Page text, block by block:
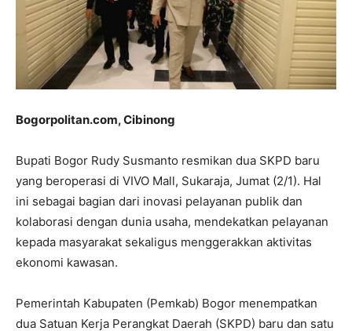
Bogorpolitan.com, Cibinong
Bupati Bogor Rudy Susmanto resmikan dua SKPD baru
yang beroperasi di VIVO Mall, Sukaraja, Jumat (2/1). Hal
ini sebagai bagian dari inovasi pelayanan publik dan
kolaborasi dengan dunia usaha, mendekatkan pelayanan
kepada masyarakat sekaligus menggerakkan aktivitas
ekonomi kawasan.
Pemerintah Kabupaten (Pemkab) Bogor menempatkan
dua Satuan Kerja Perangkat Daerah (SKPD) baru dan satu